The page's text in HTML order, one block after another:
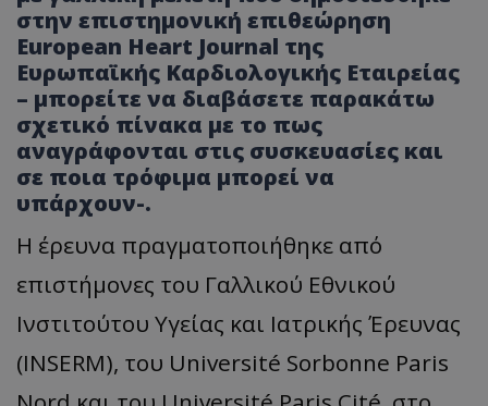
στην επιστημονική επιθεώρηση
European Heart Journal της
Ευρωπαϊκής Καρδιολογικής Εταιρείας
– μπορείτε να διαβάσετε παρακάτω
σχετικό πίνακα με το πως
αναγράφονται στις συσκευασίες και
σε ποια τρόφιμα μπορεί να
υπάρχουν-.
Η έρευνα πραγματοποιήθηκε από
επιστήμονες του Γαλλικού Εθνικού
Ινστιτούτου Υγείας και Ιατρικής Έρευνας
(INSERM), του Université Sorbonne Paris